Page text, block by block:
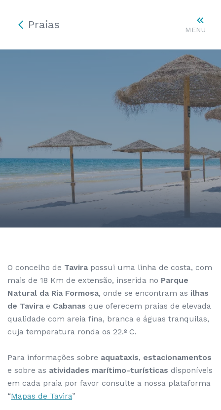
MENU
Praias
O concelho de Tavira possui uma linha de costa, com
mais de 18 Km de extensão, inserida no Parque
Natural da Ria Formosa, onde se encontram as ilhas
de Tavira e Cabanas que oferecem praias de elevada
qualidade com areia fina, branca e águas tranquilas,
cuja temperatura ronda os 22.º C.
Para informações sobre aquataxis, estacionamentos
e sobre as atividades marítimo-turísticas disponíveis
em cada praia por favor consulte a nossa plataforma
“Mapas de Tavira”